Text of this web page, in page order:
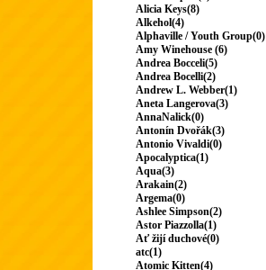
Alicia Keys(8)
Alkehol(4)
Alphaville / Youth Group(0)
Amy Winehouse (6)
Andrea Bocceli(5)
Andrea Bocelli(2)
Andrew L. Webber(1)
Aneta Langerova(3)
AnnaNalick(0)
Antonín Dvořák(3)
Antonio Vivaldi(0)
Apocalyptica(1)
Aqua(3)
Arakain(2)
Argema(0)
Ashlee Simpson(2)
Astor Piazzolla(1)
Ať žijí duchové(0)
atc(1)
Atomic Kitten(4)